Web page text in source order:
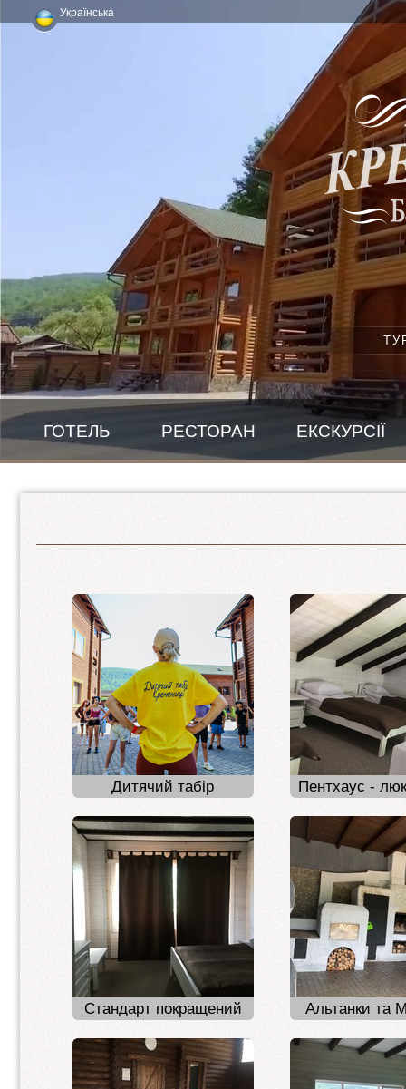
Українська
ГОТЕЛЬ
Правила проживання
ПЕНТХАУС - люкс 1+1+1
2-ох місний покращений
Стандарт покращений 1+1
Стандарт покращений 2+1
VIP-КОТЕДЖ
2-ох кімнатний люкс
2-кімнатний напівлюкс
2-місний стандарт
2 місний стандарт 1+1
3-місний стандарт
2-місний економ
4-місний економ
РЕСТОРАН
Меню
ЕКСКУРСІЇ
Дитячий табір Пентхаус -
Стандарт покращений Альтанки та